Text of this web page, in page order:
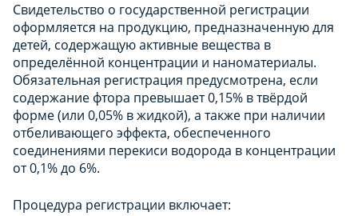
Свидетельство о государственной регистрации
оформляется на продукцию, предназначенную для
детей, содержащую активные вещества в
определённой концентрации и наноматериалы.
Обязательная регистрация предусмотрена, если
содержание фтора превышает 0,15% в твёрдой
форме (или 0,05% в жидкой), а также при наличии
отбеливающего эффекта, обеспеченного
соединениями перекиси водорода в концентрации
от 0,1% до 6%.
Процедура регистрации включает: